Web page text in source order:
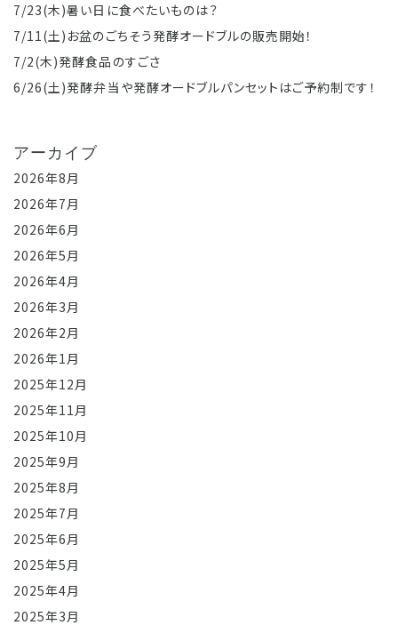
7/23(木)暑い日に食べたいものは？
7/11(土)お盆のごちそう発酵オードブルの販売開始！
7/2(木)発酵食品のすごさ
6/26(土)発酵弁当や発酵オードブルパンセットはご予約制です！
アーカイブ
2026年8月
2026年7月
2026年6月
2026年5月
2026年4月
2026年3月
2026年2月
2026年1月
2025年12月
2025年11月
2025年10月
2025年9月
2025年8月
2025年7月
2025年6月
2025年5月
2025年4月
2025年3月